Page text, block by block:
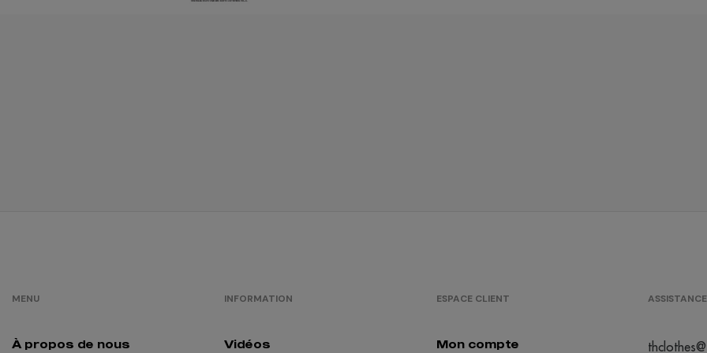
MENU
À propos de nous
INFORMATION
Vidéos
ESPACE CLIENT
Mon compte